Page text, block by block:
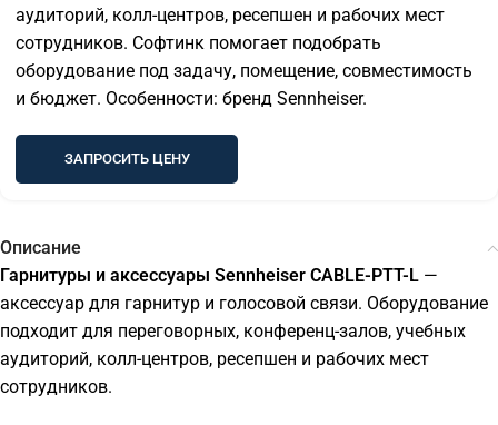
аудиторий, колл-центров, ресепшен и рабочих мест
сотрудников. Софтинк помогает подобрать
оборудование под задачу, помещение, совместимость
и бюджет. Особенности: бренд Sennheiser.
ЗАПРОСИТЬ ЦЕНУ
Описание
Гарнитуры и аксессуары Sennheiser CABLE-PTT-L —
аксессуар для гарнитур и голосовой связи. Оборудование
подходит для переговорных, конференц-залов, учебных
аудиторий, колл-центров, ресепшен и рабочих мест
сотрудников.